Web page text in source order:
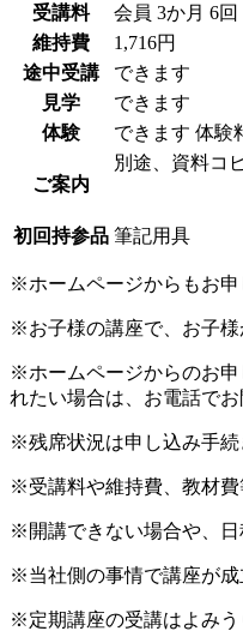
受講料 会員 3か月 6回
維持費
1,716円
途中受講
できます
見学
できます
体験
できます 体験
ご案内
別途、資料コ
初回持参品 筆記用具
※ホームページからもお
※お子様の講座で、お子様
※ホームページからのお申
れたい場合は、お電話でお
※残席状況は申し込み手続
※受講料や維持費、教材費
※開講できない場合や、日
※当社側の事情で講座が成
※定期講座の受講はよみう